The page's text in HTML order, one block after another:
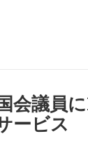
会議員
ービス